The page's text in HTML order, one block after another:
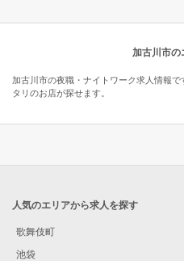
加古川市の
加古川市の夜職・ナイトワーク求人情報
タリのお店が探せます。
人気のエリアから求人を探す
歌舞伎町
池袋